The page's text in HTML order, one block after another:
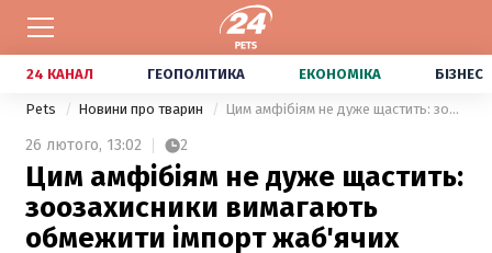
24 КАНАЛ ГЕОПОЛІТИКА ЕКОНОМІКА БІЗНЕС
Pets Новини про тварин Цим амфібіям не дуже щастить: зоозахисники вимагають обмежити імпорт жаб'ячих лапок
26 лютого, 13:02 2
Цим амфібіям не дуже щастить:
зоозахисники вимагають
обмежити імпорт жаб'ячих